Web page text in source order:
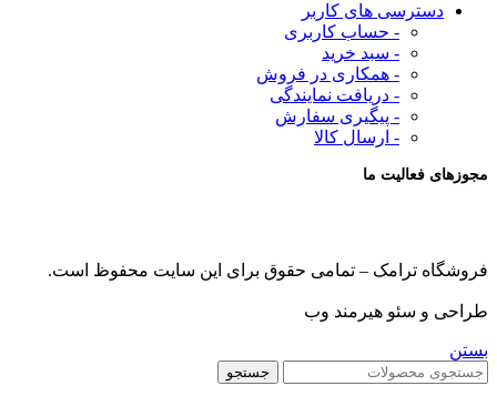
دسترسی های کاربر
- حساب کاربری
- سبد خرید
- همکاری در فروش
- دریافت نمایندگی
- پیگیری سفارش
- ارسال کالا
مجوزهای فعالیت ما
فروشگاه ترامک – تمامی حقوق برای این سایت محفوظ است.
طراحی و سئو هیرمند وب
بستن
جستجو